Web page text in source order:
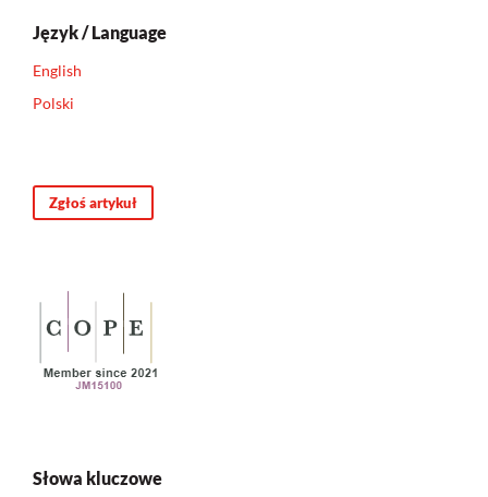
Język / Language
English
Polski
Zgłoś artykuł
Słowa kluczowe